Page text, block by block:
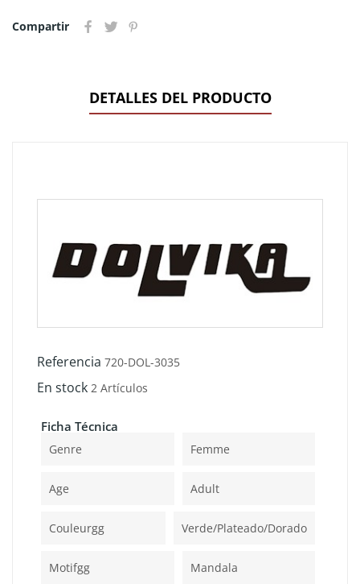
Compartir
DETALLES DEL PRODUCTO
Referencia 720-DOL-3035
En stock 2 Artículos
Ficha Técnica
Genre Femme
Age Adult
Couleurgg Verde/plateado/dorado
Motifgg Mandala